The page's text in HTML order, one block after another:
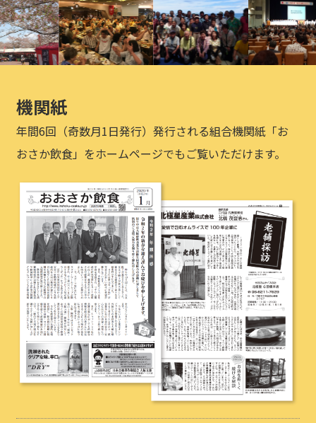
機関紙
年間6回（奇数月1日発行）発行される組合機関紙「お
おさか飲食」をホームページでもご覧いただけます。